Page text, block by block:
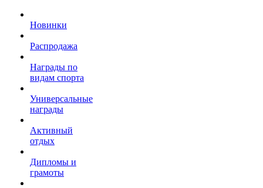
Новинки
Распродажа
Награды по
видам спорта
Универсальные
награды
Активный
отдых
Дипломы и
грамоты